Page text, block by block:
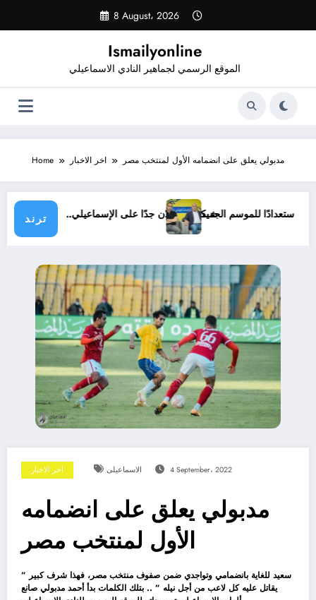
content
8 August، 2026
Ismailyonline
الموقع الرسمي لجماهير النادي الاسماعيلي
Home اخر الاخبار مدبولي يعلق على انضمامه الأول لمنتخب مصر
ترند
شيكابالا: زعلان جدًا على الإسماعيلي..حتى الآن استعدادًا للموسم الجديد
اخر الاخبار الاسماعيلى 4 September، 2022
مدبولي يعلق على انضمامه
الأول لمنتخب مصر
” سعيد للغاية بانضمامي وتواجدي ضمن صفوف منتخب مصر، فهذا شرف كبير
يقاتل عليه كل لاعب من أجل نيله ” .. بتلك الكلمات بدأ أحمد مدبولي صانع